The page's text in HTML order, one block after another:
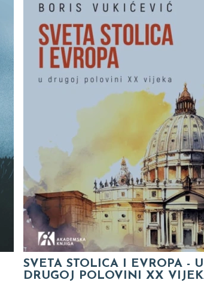
SVETA STOLICA I EVROPA - U
DRUGOJ POLOVINI XX